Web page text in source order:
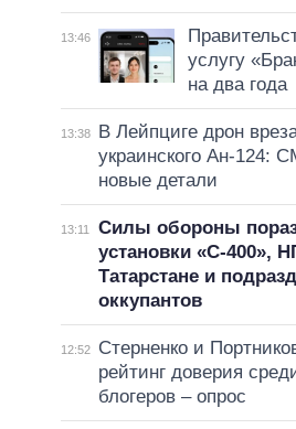
13:46
услугу
на два года
13:38
В Лейпциге дрон
украинского Ан-124:
новые детали
13:11
Силы обороны
установки «С-400»,
Татарстане и
оккупантов
12:52
Стерненко и
рейтинг доверия
блогеров – опрос